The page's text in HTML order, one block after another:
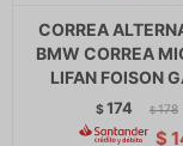
CORREA
BMW CORREA
LIFAN FOISON
$174 $ 178
$